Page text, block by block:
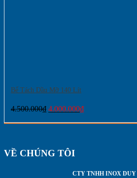
Bể Tách Dầu Mỡ 140 Lít
4.500.000₫ Giá
là:
4.000.000₫Giá
tại
VỀ CHÚNG TÔI
CTY TNHH INOX